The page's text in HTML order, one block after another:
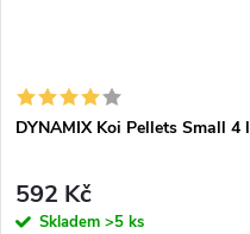
DYNAMIX Koi Pellets Small 4 l
592 Kč
Skladem >5 ks